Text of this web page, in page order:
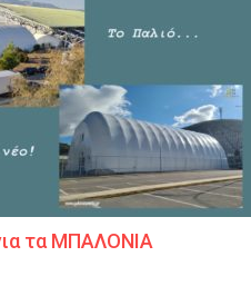
τα ΜΠΑΛΟΝΙΑ